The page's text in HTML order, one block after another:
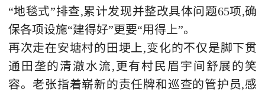
“地毯式”排查,累计发现并整改具体问题65项,确
保各项设施“建得好”更要“用得上”。
再次走在安塘村的田埂上,变化的不仅是脚下贯
通田垄的清澈水流,更有村民眉宇间舒展的笑
容。老张指着崭新的责任牌和巡查的管护员,感